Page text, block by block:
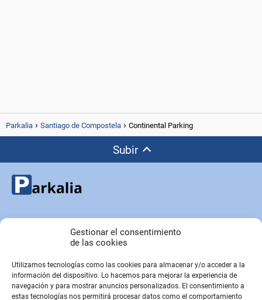
Gestionar el consentimiento
de las cookies
Utilizamos tecnologías como las cookies para almacenar y/o acceder a la
información del dispositivo. Lo hacemos para mejorar la experiencia de
navegación y para mostrar anuncios personalizados. El consentimiento a
estas tecnologías nos permitirá procesar datos como el comportamiento
Parkalia Santiago de Compostela Continental Parking
Subir
Copyright © Parkalia.es
PÁGINAS EMPRESA
Contacto